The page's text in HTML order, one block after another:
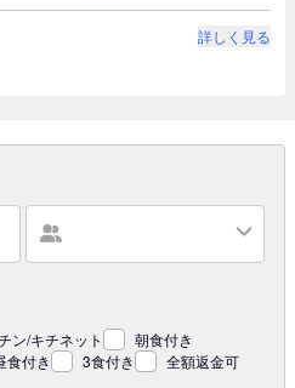
詳しく見る
ン/キチネット
朝食付き
食付き 3食付き 全額返金可